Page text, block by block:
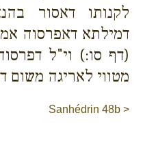
לקנותו דאסור
דמילתא דאפרסוה
(דף סו:) וי"ל
מטווי לאריגה משום
Sanhédrin 48b >